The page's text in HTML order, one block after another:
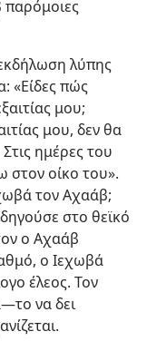
λύπης
«Είδες πώς
μου;
μου, δεν θα
ημέρες του
οίκο του».
τον Αχαάβ;
στο θεϊκό
ο Αχαάβ
ο Ιεχωβά
έλεος. Τον
να δει